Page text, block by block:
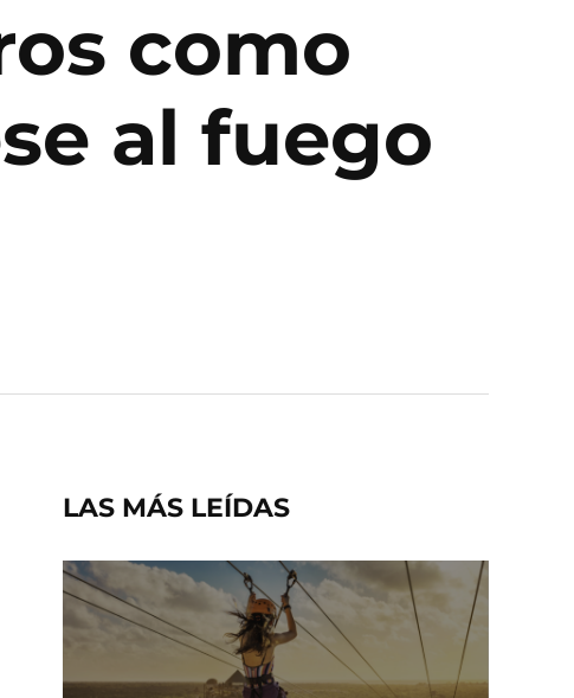
como
al fuego
LAS MÁS LEÍDAS